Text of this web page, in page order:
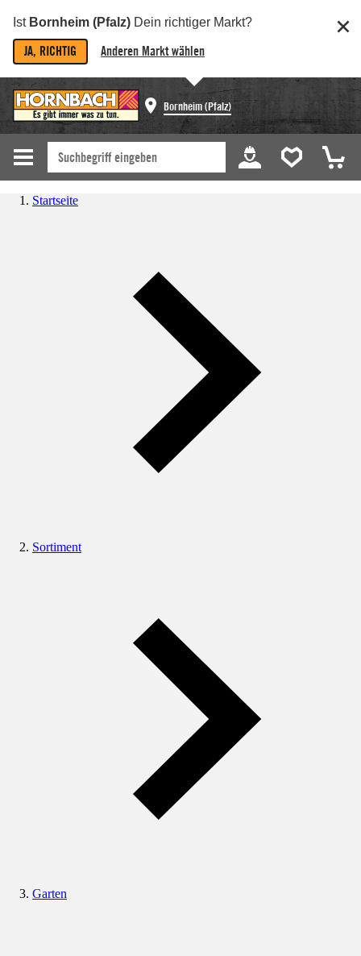
Ist Bornheim (Pfalz) Dein richtiger Markt?
JA, RICHTIG Anderen Markt wählen
Bornheim (Pfalz)
Startseite
Sortiment
Garten